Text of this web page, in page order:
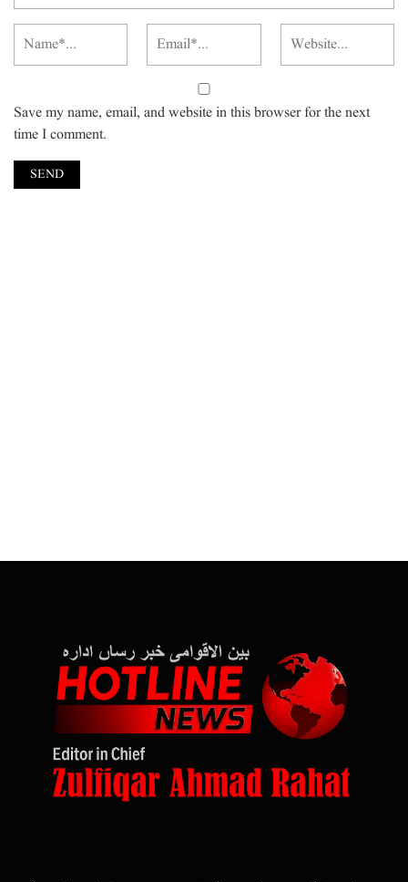
Save my name, email, and website in this browser for the next
time I comment.